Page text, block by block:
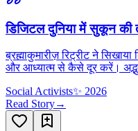
डिजिटल दुनिया में सुकून की
ब्रह्माकुमारीज़ रिट्रीट ने
और आध्यात्म से कैसे दूर करें।
Social Activists✨ 2026
Read Story→